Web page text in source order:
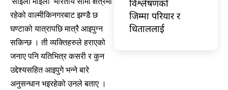
रहेको वाल्मीकिनगरबाट झण्डै छ
घण्टाको यात्रापछि मात्रै आइपुग्न
सकिन्छ । ती व्यक्तिहरुले हराएको
जनाए पनि यतिभित्र कसरी र कुन
उद्देश्यसहित आइपुगे भन्ने बारे
अनुसन्धान भइरहेको उनले बताए ।
विश्लेषणको
जिम्मा परियार र
धिताललाई